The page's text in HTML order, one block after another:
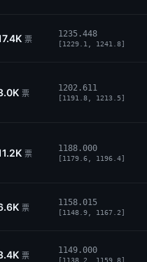
票
1235.448
[1229.1, 1241.8]
票
1202.611
[1191.8, 1213.5]
票
1188.000
[1179.6, 1196.4]
票
1158.015
[1148.9, 1167.2]
票
1149.000
[1138.2, 1159.8]